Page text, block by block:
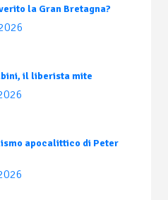
la Gran Bretagna?
il liberista mite
apocalittico di Peter